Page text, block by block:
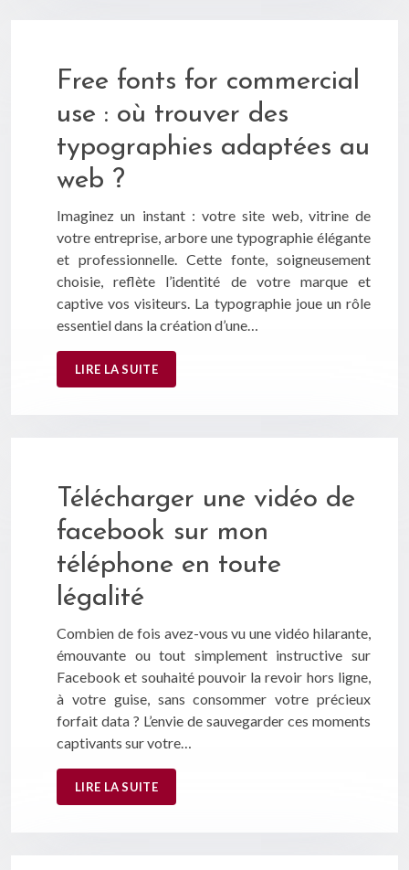
Free fonts for commercial
use : où trouver des
typographies adaptées au
web ?
Imaginez un instant : votre site web, vitrine de
votre entreprise, arbore une typographie élégante
et professionnelle. Cette fonte, soigneusement
choisie, reflète l’identité de votre marque et
captive vos visiteurs. La typographie joue un rôle
essentiel dans la création d’une…
LIRE LA SUITE
Télécharger une vidéo de
facebook sur mon
téléphone en toute
légalité
Combien de fois avez-vous vu une vidéo hilarante,
émouvante ou tout simplement instructive sur
Facebook et souhaité pouvoir la revoir hors ligne,
à votre guise, sans consommer votre précieux
forfait data ? L’envie de sauvegarder ces moments
captivants sur votre…
LIRE LA SUITE